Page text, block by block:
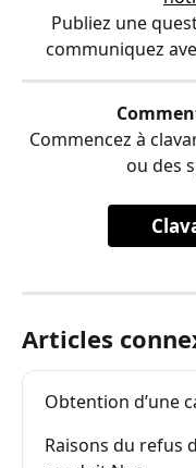
Publiez une
communiquez
Commencez à
ou des
Articles
Obtention d’une
Raisons du refus